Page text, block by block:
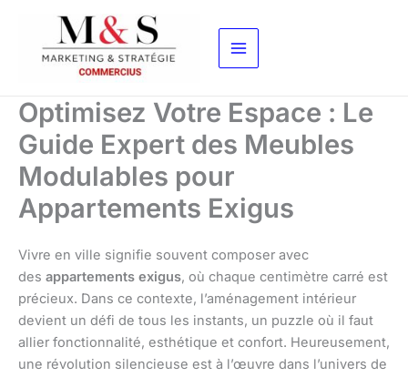
contenu
Optimisez Votre Espace : Le
Guide Expert des Meubles
Modulables pour
Appartements Exigus
Vivre en ville signifie souvent composer avec
des appartements exigus, où chaque centimètre carré est
précieux. Dans ce contexte, l’aménagement intérieur
devient un défi de tous les instants, un puzzle où il faut
allier fonctionnalité, esthétique et confort. Heureusement,
une révolution silencieuse est à l’œuvre dans l’univers de